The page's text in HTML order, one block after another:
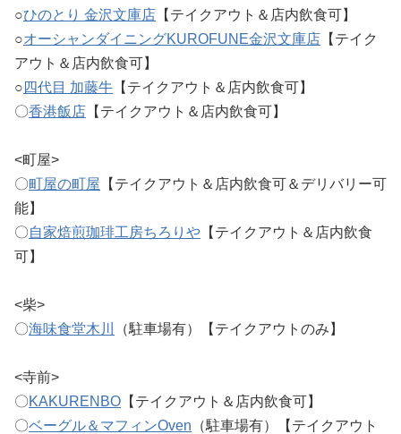
○ひのとり 金沢文庫店 【テイクアウト＆店内飲食可】
○オーシャンダイニングKUROFUNE金沢文庫店 【テイク
アウト＆店内飲食可】
○ 四代目 加藤牛 【テイクアウト＆店内飲食可】
〇香港飯店 【テイクアウト＆店内飲食可】
<町屋>
〇町屋の町屋 【テイクアウト＆店内飲食可＆デリバリー可
能】
〇自家焙煎珈琲工房ちろりや 【テイクアウト＆店内飲食
可】
<柴>
〇海味食堂木川 （駐車場有）【テイクアウトのみ】
<寺前>
〇KAKURENBO 【テイクアウト＆店内飲食可】
〇ベーグル＆マフィンOven （駐車場有）【テイクアウト